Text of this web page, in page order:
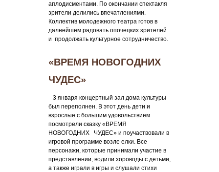
аплодисментами. По окончании спектакля
зрители делились впечатлениями.
Коллектив молодежного театра готов в
далнейшем радовать опочецких зрителей
и продолжать культурное сотрудничество.
«ВРЕМЯ НОВОГОДНИХ
ЧУДЕС»
3 января концертный зал дома культуры
был переполнен. В этот день дети и
взрослые с большим удовольствием
посмотрели сказку «ВРЕМЯ
НОВОГОДНИХ ЧУДЕС» и поучаствовали в
игровой программе возле елки. Все
персонажи, которые принимали участие в
представлении, водили хороводы с детьми,
а также играли в игры и слушали стихи